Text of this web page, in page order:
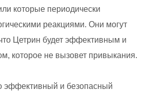
которые периодически
реакциями. Они могут
Цетрин будет эффективным и
которое не вызовет привыкания.
эффективный и безопасный